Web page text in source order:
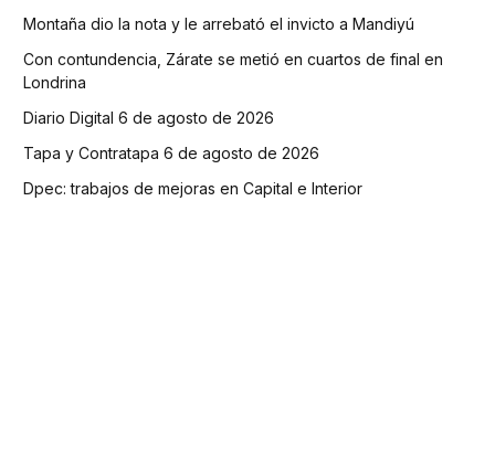
Montaña dio la nota y le arrebató el invicto a Mandiyú
Con contundencia, Zárate se metió en cuartos de final en
Londrina
Diario Digital 6 de agosto de 2026
Tapa y Contratapa 6 de agosto de 2026
Dpec: trabajos de mejoras en Capital e Interior